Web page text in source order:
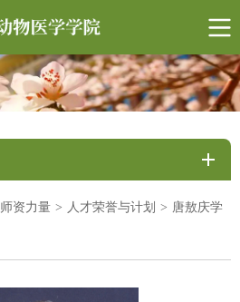
师资力量 > 人才荣誉与计划 > 唐敖庆学